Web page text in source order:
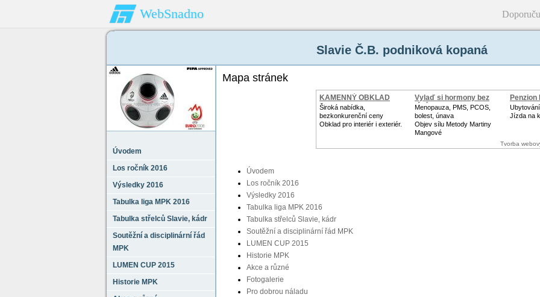
WebSnadno
Slavie Č.B. podniková kopaná
Úvodem
Los ročník 2016
Výsledky 2016
Tabulka liga MPK 2016
Tabulka střelců Slavie‚ kádr
Soutěžní a disciplinární řád
MPK
LUMEN CUP 2015
Historie MPK
Mapa stránek
KAMENNÝ OBKLAD
Široká nabídka,
bezkonkurenční ceny
Obklad pro interiér i exteriér.
Vylaď si hormony bez
léků
Menopauza, PMS, PCOS,
bolest, únava
Objev sílu Metody Martiny
Mangové
Penzion
Jízda na
Tvorba
Úvodem
Los ročník 2016
Výsledky 2016
Tabulka liga MPK 2016
Tabulka střelců Slavie‚ kádr
Soutěžní a disciplinární řád MPK
LUMEN CUP 2015
Historie MPK
Akce a různé
Fotogalerie
Pro dobrou náladu